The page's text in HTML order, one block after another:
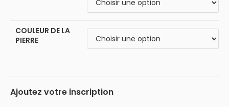
COULEUR DE LA
PIERRE
Ajoutez votre inscription